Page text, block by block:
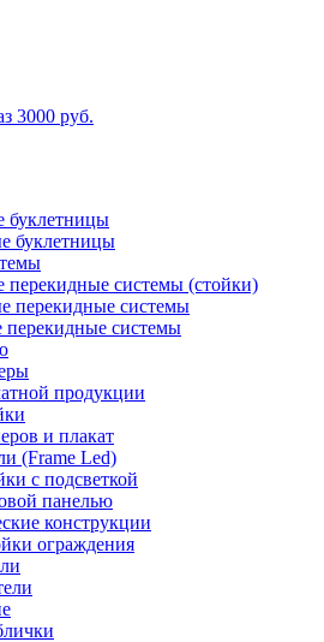
3000 руб.
буклетницы
буклетницы
перекидные системы (стойки)
перекидные системы
перекидные системы
продукции
и плакат
(Frame Led)
с подсветкой
панелью
конструкции
ограждения